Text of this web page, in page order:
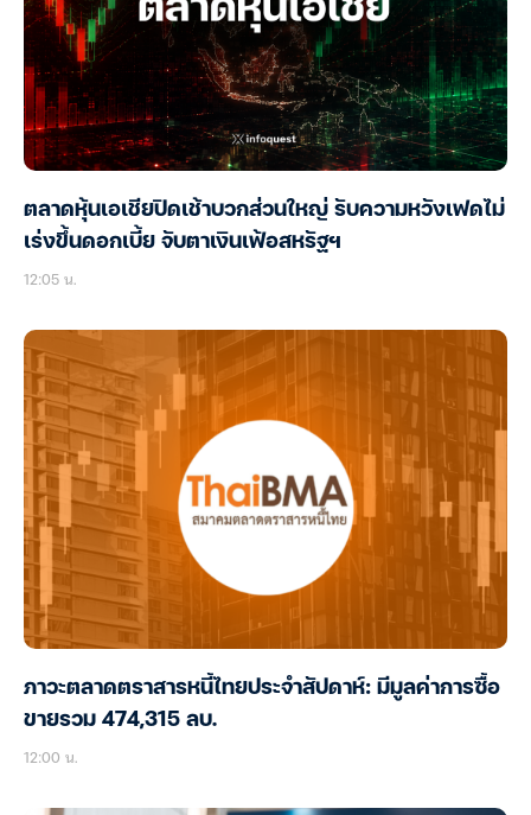
ตลาดหุ้นเอเชียปิดเช้าบวกส่วนใหญ่ รับความหวังเฟดไม่
เร่งขึ้นดอกเบี้ย จับตาเงินเฟ้อสหรัฐฯ
12:05 น.
ภาวะตลาดตราสารหนี้ไทยประจำสัปดาห์: มีมูลค่าการซื้อ
ขายรวม 474,315 ลบ.
12:00 น.